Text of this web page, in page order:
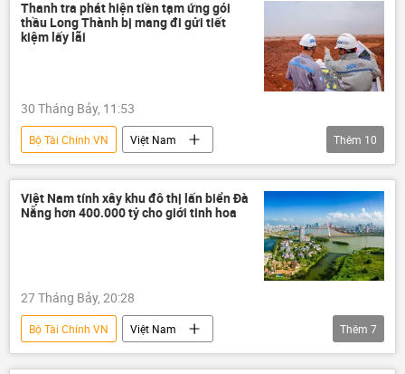
Tổng bí thư
xe ô-tô
Hà Nội
Bộ Chính Trị VN
Thanh tra phát hiện tiền tạm ứng gói
thầu Long Thành bị mang đi gửi tiết
kiệm lấy lãi
30 Tháng Bảy, 11:53
Bộ Tài Chính VN
Việt Nam
Cảng hàng không Việt Nam (ACV)
Bộ Xây dựng
Long Thành
Sân bay Long Thành
sai phạm
Tham ô tài sản
Thêm 10
Việt Nam tính xây khu đô thị lấn biển Đà
Nẵng hơn 400.000 tỷ cho giới tinh hoa
27 Tháng Bảy, 20:28
Bộ Tài Chính VN
Việt Nam
Bộ trưởng Tài chính VN
thông tin
Thêm 7